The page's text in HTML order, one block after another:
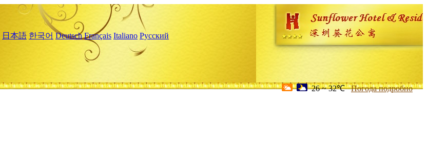
日本語 한국어 Deutsch Français Italiano Русский
26 ~ 32℃ Погода подробно